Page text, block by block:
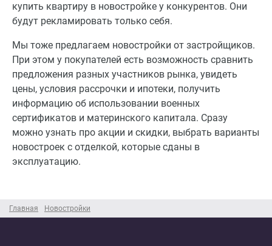
Главная Новостройки
купить квартиру в новостройке у конкурентов. Они
будут рекламировать только себя.
Мы тоже предлагаем новостройки от застройщиков.
При этом у покупателей есть возможность сравнить
предложения разных участников рынка, увидеть
цены, условия рассрочки и ипотеки, получить
информацию об использовании военных
сертификатов и материнского капитала. Сразу
можно узнать про акции и скидки, выбрать варианты
новостроек с отделкой, которые сданы в
эксплуатацию.